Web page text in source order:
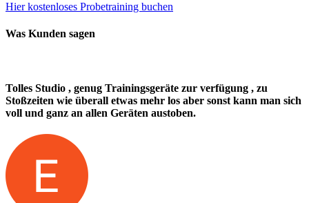
Hier kostenloses Probetraining buchen
Was Kunden sagen
Tolles Studio , genug Trainingsgeräte zur verfügung , zu
Stoßzeiten wie überall etwas mehr los aber sonst kann man sich
voll und ganz an allen Geräten austoben.